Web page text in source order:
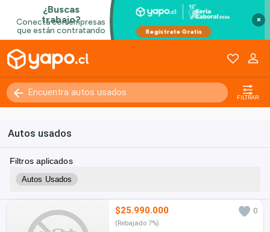
×
FILTRAR
Autos usados
Filtros aplicados
Autos Usados
$25.990.000 0
(Rebajado 7%)